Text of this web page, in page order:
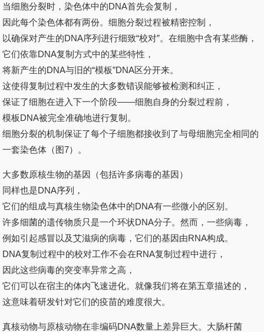
当细胞分裂时，染色体中的DNA首先会复制，
因此每个染色体都有两份。细胞分裂过程被精密控制，
以确保对产生的DNA序列进行细致“校对”。在细胞中含有某些酶，
它们依靠DNA复制方式中的某些特性，
将新产生的DNA与旧的“模板”DNA区分开来。
这使得复制过程中发生的大多数错误能够被检测和纠正，
保证了细胞在进入下一个阶段——细胞自身的分裂过程前，
模板DNA被完全准确地进行复制。
细胞分裂的机制保证了每个子细胞都接收到了与母细胞完全相同的
一套染色体（图7）。
大多数原核生物的基因（包括许多病毒的基因）
同样也是DNA序列，
它们的组成与真核生物染色体中的DNA有一些微小的区别。
许多细菌的遗传物质只是一个环状DNA分子。然而，一些病毒，
例如引起感冒以及艾滋病的病毒，它们的基因由RNA构成。
DNA复制过程中的校对工作不会在RNA复制过程中进行，
因此这些病毒的突变率异常之高，
它们可以在宿主的体内飞速进化。就像我们将在第五章描述的，
这意味着研发针对它们的疫苗的难度很大。
真核动物与原核动物在非编码DNA数量上差异巨大。大肠杆菌